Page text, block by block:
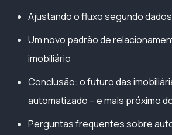
Ajustando o fluxo segundo
Um novo padrão de
imobiliário
Conclusão: o futuro das
automatizado – e mais próximo
Perguntas frequentes sobre